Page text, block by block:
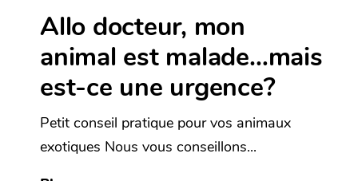
Allo docteur, mon
animal est malade…mais
est-ce une urgence?
Petit conseil pratique pour vos animaux
exotiques Nous vous conseillons...